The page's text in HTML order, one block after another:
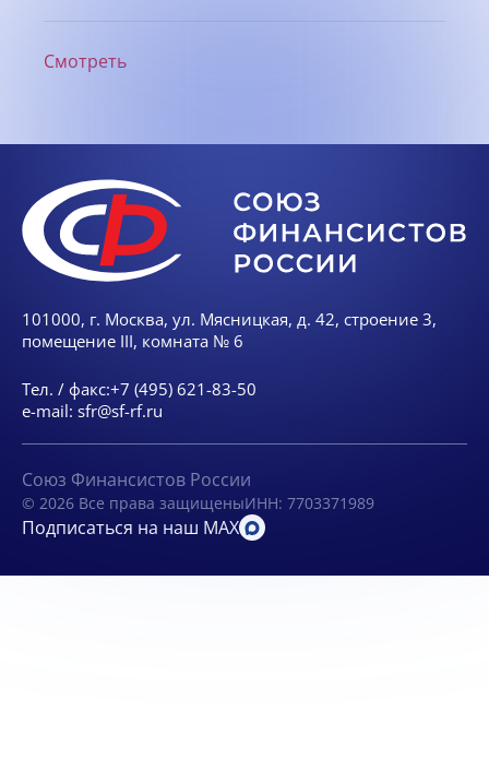
Смотреть
101000, г. Москва, ул. Мясницкая, д. 42, строение 3,
помещение III, комната № 6
Тел. / факс:+7 (495) 621-83-50
e-mail: sfr@sf-rf.ru
Союз Финансистов России
© 2026 Все права защищеныИНН: 7703371989
Подписаться на наш MAX